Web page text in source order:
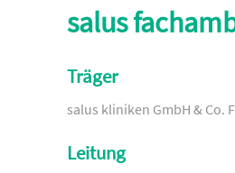
salus
Träger
salus kliniken GmbH & Co.
Leitung